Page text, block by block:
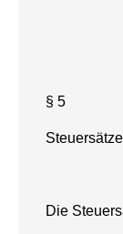
§ 5
Steuersätze
Die